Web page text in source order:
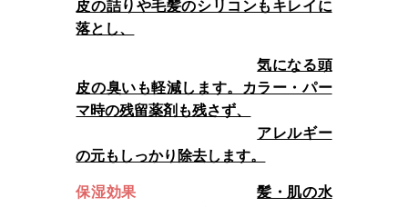
皮の詰りや毛髪のシリコンもキレイに
落とし、
気になる頭
皮の臭いも軽減します。カラー・パー
マ時の残留薬剤も残さず、
アレルギー
の元もしっかり除去します。
保湿効果
髪・肌の水